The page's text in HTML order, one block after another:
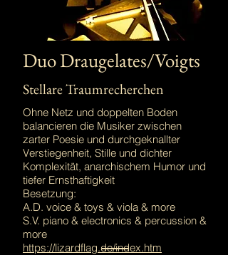
Duo Draugelates/Voigts
Stellare Traumrecherchen
Ohne Netz und doppelten Boden
balancieren die Musiker zwischen
zarter Poesie und durchgeknallter
Verstiegenheit, Stille und dichter
Komplexität, anarchischem Humor und
tiefer Ernsthaftigkeit
Besetzung:
A.D. voice & toys & viola & more
S.V. piano & electronics & percussion &
more
https://lizardflag.de/index.htm